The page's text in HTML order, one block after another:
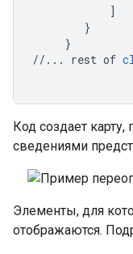
]
}
}
//...
rest of
Код создает
сведениями
Элементы, для
отображаются.